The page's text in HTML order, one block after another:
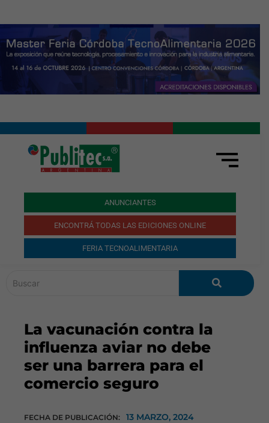
ANUNCIANTES
ENCONTRÁ TODAS LAS EDICIONES ONLINE
FERIA TECNOALIMENTARIA
La vacunación contra la
influenza aviar no debe
ser una barrera para el
comercio seguro
FECHA DE PUBLICACIÓN: 13 MARZO, 2024